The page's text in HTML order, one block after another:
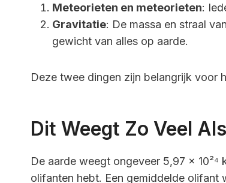
Meteorieten en meteorieten:
Gravitatie: De massa en straal
gewicht van alles op aarde.
Deze twee dingen zijn belangrijk voor
Dit Weegt Zo Veel Als
De aarde weegt ongeveer 5,97 ×
olifanten hebt. Een gemiddelde